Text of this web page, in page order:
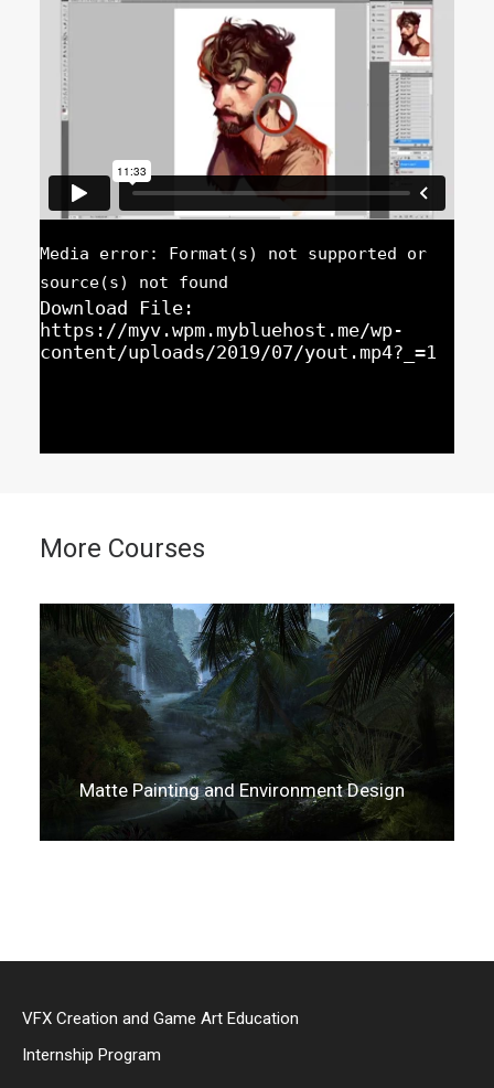
Media error: Format(s) not supported or
source(s) not found
Download File:
https://myv.wpm.mybluehost.me/wp-
content/uploads/2019/07/yout.mp4?_=1
More Courses
Matte Painting and Environment Design
VFX Creation and Game Art Education
Internship Program